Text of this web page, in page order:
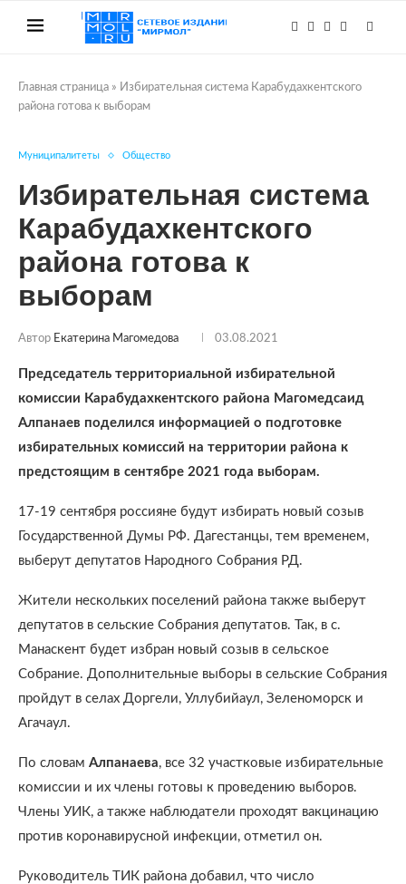
Главная страница » Избирательная система Карабудахкентского
района готова к выборам
Муниципалитеты Общество
Избирательная система
Карабудахкентского
района готова к
выборам
Автор Екатерина Магомедова 03.08.2021
Председатель территориальной избирательной
комиссии Карабудахкентского района Магомедсаид
Алпанаев поделился информацией о подготовке
избирательных комиссий на территории района к
предстоящим в сентябре 2021 года выборам.
17-19 сентября россияне будут избирать новый созыв
Государственной Думы РФ. Дагестанцы, тем временем,
выберут депутатов Народного Собрания РД.
Жители нескольких поселений района также выберут
депутатов в сельские Собрания депутатов. Так, в с.
Манаскент будет избран новый созыв в сельское
Собрание. Дополнительные выборы в сельские Собрания
пройдут в селах Доргели, Уллубийаул, Зеленоморск и
Агачаул.
По словам Алпанаева, все 32 участковые избирательные
комиссии и их члены готовы к проведению выборов.
Члены УИК, а также наблюдатели проходят вакцинацию
против коронавирусной инфекции, отметил он.
Руководитель ТИК района добавил, что число